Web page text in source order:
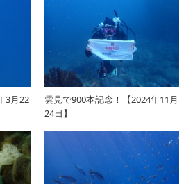
3月22
雲見で900本記念！【2024年11月
24日】